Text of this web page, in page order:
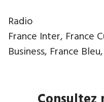
Radio
France Inter, France
Business, France